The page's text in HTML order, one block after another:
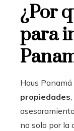
¿Por
para
Haus
propiedades
no solo por la